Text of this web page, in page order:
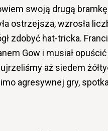
swoją drugą
ostrzejsza, wzrosła
zdobyć hat-tricka.
Gow i musiał
aż siedem
agresywnej gry,